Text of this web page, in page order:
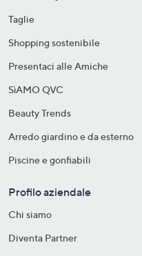
Taglie
Shopping sostenibile​
Presentaci alle Amiche
SìAMO QVC
Beauty Trends
Arredo giardino e da esterno
Piscine e gonfiabili
Profilo aziendale
Chi siamo
Diventa Partner